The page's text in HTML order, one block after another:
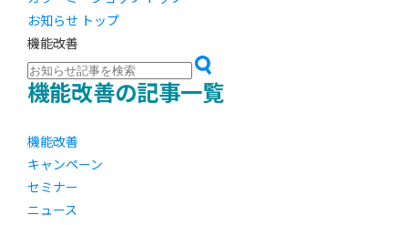
お知らせ トップ
機能改善
機能改善の記事一覧
機能改善
キャンペーン
セミナー
ニュース